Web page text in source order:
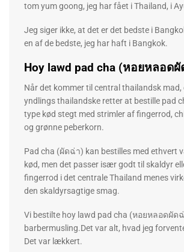
tom yum goong, jeg har fået i Thailand, i
Jeg siger ikke, at det er det bedste i
en af ​​de bedste, jeg har haft i Bangkok.
Hoy lawd pad cha (หอยหลอด
Når det kommer til central thailandsk mad,
yndlings thailandske retter at bestille pad
type kød stegt med strimler af fingerrod,
og grønne peberkorn.
Pad cha (ผัดฉ่า) kan bestilles med ethvert
kød, men det passer især godt til skaldyr
fingerrod i det centrale Thailand menes
den skaldyrsagtige smag.
Vi bestilte hoy lawd pad cha (หอยหลอดผัด
barbermusling.Det var alt, hvad jeg
Det var lækkert.